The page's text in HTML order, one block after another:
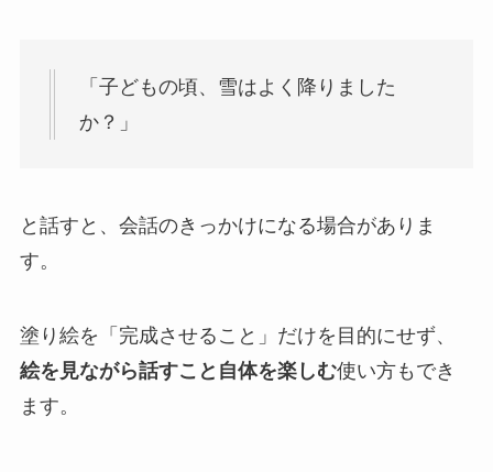
「子どもの頃、雪はよく降りました
か？」
と話すと、会話のきっかけになる場合がありま
す。
塗り絵を「完成させること」だけを目的にせず、
絵を見ながら話すこと自体を楽しむ使い方もでき
ます。